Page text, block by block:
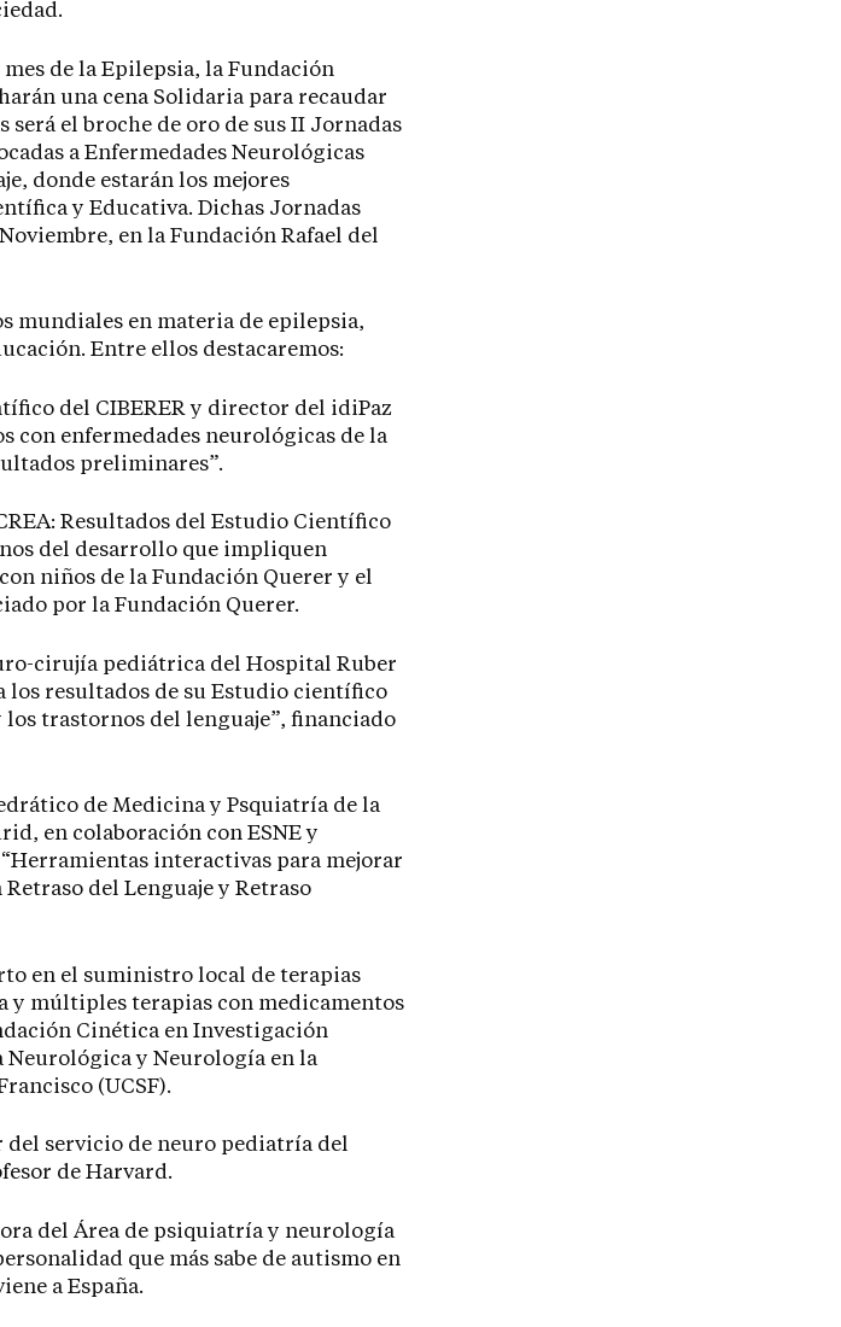
de la Epilepsia, la Fundación
una cena Solidaria para recaudar
será el broche de oro de sus II Jornadas
a Enfermedades Neurológicas
donde estarán los mejores
y Educativa. Dichas Jornadas
en la Fundación Rafael del
mundiales en materia de epilepsia,
Entre ellos destacaremos:
del CIBERER y director del idiPaz
con enfermedades neurológicas de la
preliminares”.
Resultados del Estudio Científico
del desarrollo que impliquen
niños de la Fundación Querer y el
por la Fundación Querer.
cirujía pediátrica del Hospital Ruber
resultados de su Estudio científico
los trastornos del lenguaje”, financiado
de Medicina y Psquiatría de la
en colaboración con ESNE y
interactivas para mejorar
del Lenguaje y Retraso
en el suministro local de terapias
y múltiples terapias con medicamentos
Cinética en Investigación
y Neurología en la
(UCSF).
del servicio de neuro pediatría del
de Harvard.
del Área de psiquiatría y neurología
que más sabe de autismo en
a España.